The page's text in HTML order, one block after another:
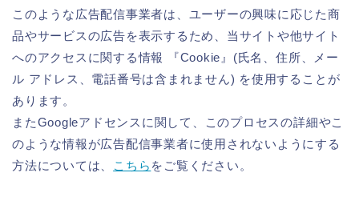
このような広告配信事業者は、ユーザーの興味に応じた商
品やサービスの広告を表示するため、当サイトや他サイト
へのアクセスに関する情報 『Cookie』(氏名、住所、メー
ル アドレス、電話番号は含まれません) を使用することが
あります。
またGoogleアドセンスに関して、このプロセスの詳細やこ
のような情報が広告配信事業者に使用されないようにする
方法については、
こちら をご覧ください。